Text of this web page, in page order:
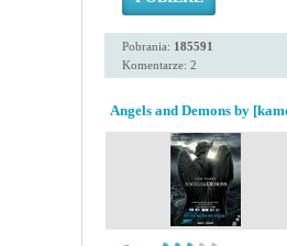
Pobrania: 185591
Komentarze: 2
Angels and Demons by